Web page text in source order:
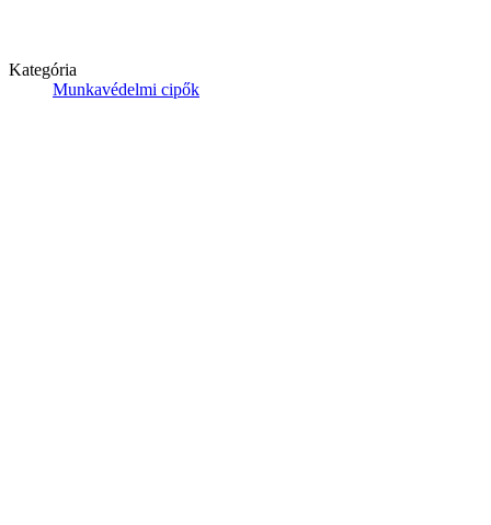
Kategória
Munkavédelmi cipők